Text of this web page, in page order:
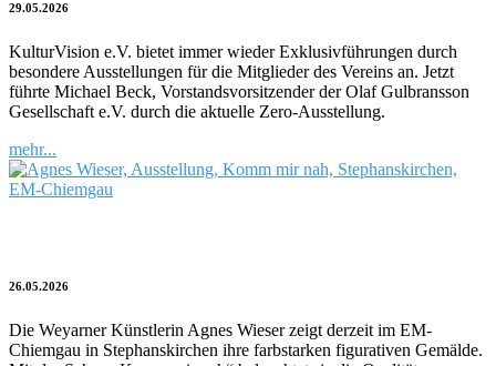
29.05.2026
KulturVision e.V. bietet immer wieder Exklusivführungen durch
besondere Ausstellungen für die Mitglieder des Vereins an. Jetzt
führte Michael Beck, Vorstandsvorsitzender der Olaf Gulbransson
Gesellschaft e.V. durch die aktuelle Zero-Ausstellung.
mehr...
26.05.2026
Die Weyarner Künstlerin Agnes Wieser zeigt derzeit im EM-
Chiemgau in Stephanskirchen ihre farbstarken figurativen Gemälde.